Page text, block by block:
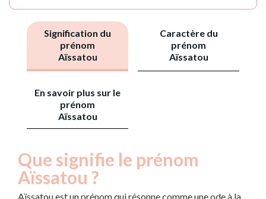
Signification du
prénom
Aïssatou
Caractère du
prénom
Aïssatou
En savoir plus sur le
prénom
Aïssatou
Que signifie le prénom
Aïssatou ?
Aïssatou est un prénom qui résonne comme une ode à la